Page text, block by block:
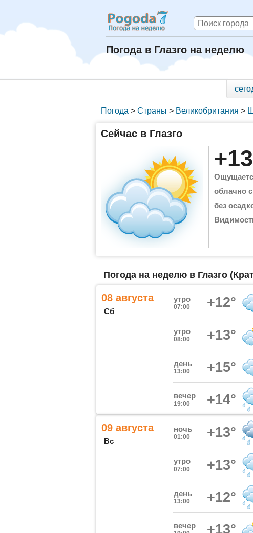
Погода в Глазго на неделю
Погода > Страны > Великобритания >
Сейчас в Глазго
облачно
без
Погода на неделю в Глазго
08 августа
Сб
утро
07:00 +12°
утро
08:00 +13°
день
13:00 +15°
вечер
19:00 +14°
09 августа
Вс
ночь
01:00 +13°
утро
07:00 +13°
день
13:00 +12°
вечер +13°